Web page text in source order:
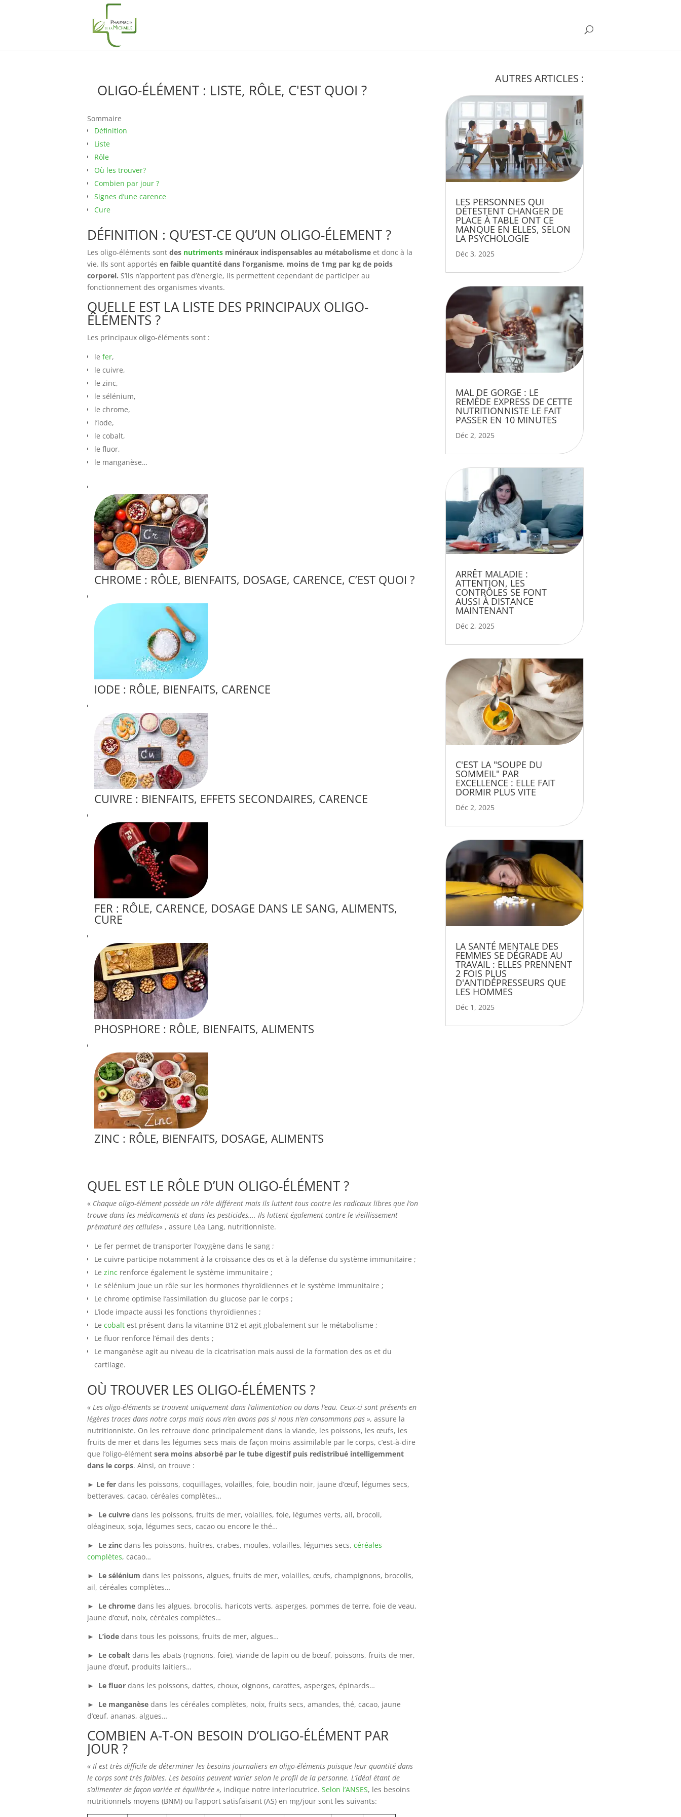
OLIGO-ÉLÉMENT : LISTE, RÔLE, C'EST QUOI ?
Sommaire
Définition
Liste
Rôle
Où les trouver?
Combien par jour ?
Signes d’une carence
Cure
DÉFINITION : QU’EST-CE QU’UN OLIGO-ÉLEMENT ?
Les oligo-éléments sont des nutriments minéraux indispensables au métabolisme et donc à la
vie. Ils sont apportés en faible quantité dans l’organisme, moins de 1mg par kg de poids
corporel. S’ils n’apportent pas d’énergie, ils permettent cependant de participer au
fonctionnement des organismes vivants.
QUELLE EST LA LISTE DES PRINCIPAUX OLIGO-
ÉLÉMENTS ?
Les principaux oligo-éléments sont :
le fer,
le cuivre,
le zinc,
le sélénium,
le chrome,
l’iode,
le cobalt,
le fluor,
le manganèse…
CHROME : RÔLE, BIENFAITS, DOSAGE, CARENCE, C’EST QUOI ?
IODE : RÔLE, BIENFAITS, CARENCE
CUIVRE : BIENFAITS, EFFETS SECONDAIRES, CARENCE
FER : RÔLE, CARENCE, DOSAGE DANS LE SANG, ALIMENTS,
CURE
PHOSPHORE : RÔLE, BIENFAITS, ALIMENTS
ZINC : RÔLE, BIENFAITS, DOSAGE, ALIMENTS
QUEL EST LE RÔLE D’UN OLIGO-ÉLÉMENT ?
« Chaque oligo-élément possède un rôle différent mais ils luttent tous contre les radicaux libres que l’on
trouve dans les médicaments et dans les pesticides…. Ils luttent également contre le vieillissement
prématuré des cellules« , assure Léa Lang, nutritionniste.
Le fer permet de transporter l’oxygène dans le sang ;
Le cuivre participe notamment à la croissance des os et à la défense du système immunitaire ;
Le zinc renforce également le système immunitaire ;
Le sélénium joue un rôle sur les hormones thyroïdiennes et le système immunitaire ;
Le chrome optimise l’assimilation du glucose par le corps ;
L’iode impacte aussi les fonctions thyroïdiennes ;
Le cobalt est présent dans la vitamine B12 et agit globalement sur le métabolisme ;
Le fluor renforce l’émail des dents ;
Le manganèse agit au niveau de la cicatrisation mais aussi de la formation des os et du
cartilage.
OÙ TROUVER LES OLIGO-ÉLÉMENTS ?
« Les oligo-éléments se trouvent uniquement dans l’alimentation ou dans l’eau. Ceux-ci sont présents en
légères traces dans notre corps mais nous n’en avons pas si nous n’en consommons pas », assure la
nutritionniste. On les retrouve donc principalement dans la viande, les poissons, les œufs, les
fruits de mer et dans les légumes secs mais de façon moins assimilable par le corps, c’est-à-dire
que l’oligo-élément sera moins absorbé par le tube digestif puis redistribué intelligemment
dans le corps. Ainsi, on trouve :
► Le fer dans les poissons, coquillages, volailles, foie, boudin noir, jaune d’œuf, légumes secs,
betteraves, cacao, céréales complètes…
► Le cuivre dans les poissons, fruits de mer, volailles, foie, légumes verts, ail, brocoli,
oléagineux, soja, légumes secs, cacao ou encore le thé…
► Le zinc dans les poissons, huîtres, crabes, moules, volailles, légumes secs, céréales
complètes, cacao…
► Le sélénium dans les poissons, algues, fruits de mer, volailles, œufs, champignons, brocolis,
ail, céréales complètes…
►
Le chrome dans les algues, brocolis, haricots verts, asperges, pommes de terre, foie de veau,
jaune d’œuf, noix, céréales complètes…
►
L’iode dans tous les poissons, fruits de mer, algues…
► Le cobalt dans les abats (rognons, foie), viande de lapin ou de bœuf, poissons, fruits de mer,
jaune d’œuf, produits laitiers…
► Le fluor dans les poissons, dattes, choux, oignons, carottes, asperges, épinards…
► Le manganèse dans les céréales complètes, noix, fruits secs, amandes, thé, cacao, jaune
d’œuf, ananas, algues…
COMBIEN A-T-ON BESOIN D’OLIGO-ÉLÉMENT PAR
JOUR ?
« Il est très difficile de déterminer les besoins journaliers en oligo-éléments puisque leur quantité dans
le corps sont très faibles. Les besoins peuvent varier selon le profil de la personne. L’idéal étant de
s’alimenter de façon variée et équilibrée », indique notre interlocutrice. Selon l’ANSES, les besoins
nutritionnels moyens (BNM) ou l’apport satisfaisant (AS) en mg/jour sont les suivants:
AUTRES ARTICLES :
LES PERSONNES QUI
DÉTESTENT CHANGER DE
PLACE À TABLE ONT CE
MANQUE EN ELLES, SELON
LA PSYCHOLOGIE
Déc 3, 2025
MAL DE GORGE : LE
REMÈDE EXPRESS DE CETTE
NUTRITIONNISTE LE FAIT
PASSER EN 10 MINUTES
Déc 2, 2025
ARRÊT MALADIE :
ATTENTION, LES
CONTRÔLES SE FONT
AUSSI À DISTANCE
MAINTENANT
Déc 2, 2025
C'EST LA "SOUPE DU
SOMMEIL" PAR
EXCELLENCE : ELLE FAIT
DORMIR PLUS VITE
Déc 2, 2025
LA SANTÉ MENTALE DES
FEMMES SE DÉGRADE AU
TRAVAIL : ELLES PRENNENT
2 FOIS PLUS
D'ANTIDÉPRESSEURS QUE
LES HOMMES
Déc 1, 2025